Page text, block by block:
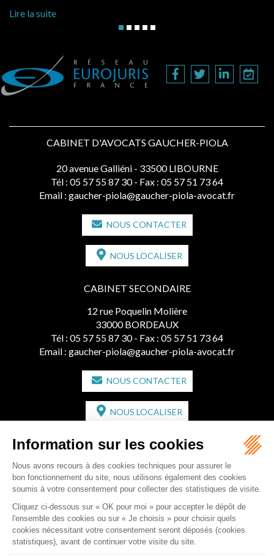
Lire la suite
CABINET D'AVOCATS GAUCHER-PIOLA
20 avenue Galliéni - 33500 LIBOURNE
Tél : 05 57 55 87 30 - Fax : 05 57 51 73 64
Email : gaucher-piola@gaucher-piola-avocat.fr
NOUS CONTACTER
NOUS LOCALISER
CABINET SECONDAIRE
12 rue Poquelin Molière
33000 BORDEAUX
Tél : 05 57 55 87 30 - Fax : 05 57 51 73 64
Email : gaucher-piola@gaucher-piola-avocat.fr
NOUS CONTACTER
NOUS LOCALISER
CABINET SECONDAIRE
2 bis Avenue de l'Europe
33350 ST MAGNE-DE-CASTILLON
Tél :05 57 55 87 30 - Fax : 05 57 51 73 64
Email :gaucher-piola@gaucher-piola-avocat.fr
NOUS CONTACTER